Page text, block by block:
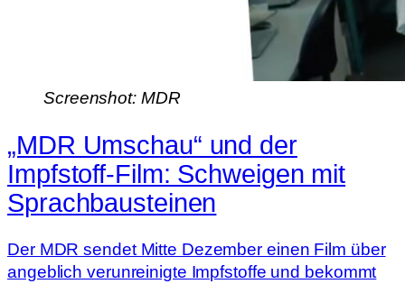
Screenshot: MDR
„MDR Umschau“ und der
Impfstoff-Film: Schweigen mit
Sprachbausteinen
Der MDR sendet Mitte Dezember einen Film über
angeblich verunreinigte Impfstoffe und bekommt